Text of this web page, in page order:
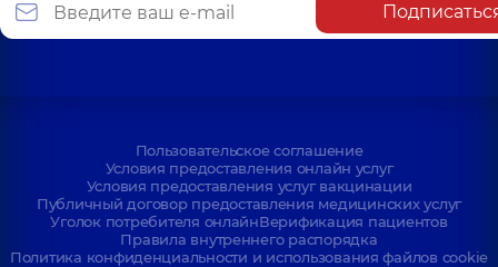
Пользовательское соглашение
Условия предоставления онлайн услуг
Условия предоставления услуг вакцинации
Публичный договор предоставления медицинских услуг
Уголок потребителя онлайнВерификация пациентов
Правила внутреннего распорядка
Политика конфиденциальности и использования файлов cookie